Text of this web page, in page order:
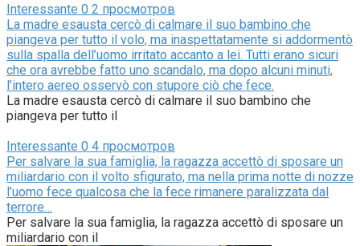
Interessante 0 2 просмотров
La madre esausta cercò di calmare il suo bambino che
piangeva per tutto il volo, ma inaspettatamente si addormentò
sulla spalla dell’uomo irritato accanto a lei. Tutti erano sicuri
che ora avrebbe fatto uno scandalo, ma dopo alcuni minuti,
l’intero aereo osservò con stupore ciò che fece.
La madre esausta cercò di calmare il suo bambino che
piangeva per tutto il
Interessante 0 4 просмотров
Per salvare la sua famiglia, la ragazza accettò di sposare un
miliardario con il volto sfigurato, ma nella prima notte di nozze
l’uomo fece qualcosa che la fece rimanere paralizzata dal
terrore…
Per salvare la sua famiglia, la ragazza accettò di sposare un
miliardario con il